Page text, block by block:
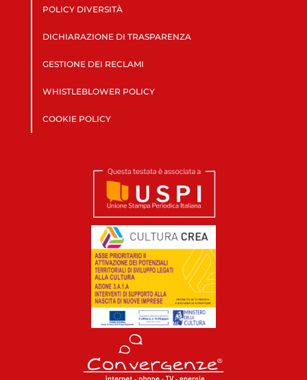
POLICY DIVERSITÀ
DICHIARAZIONE DI TRASPARENZA
GESTIONE DEI RECLAMI
WHISTLEBLOWER POLICY
COOKIE POLICY